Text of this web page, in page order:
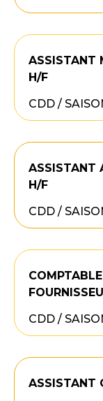
ASSISTANT
H/F
CDD /
ASSISTANT
H/F
CDD /
CDD /
ASSISTANT